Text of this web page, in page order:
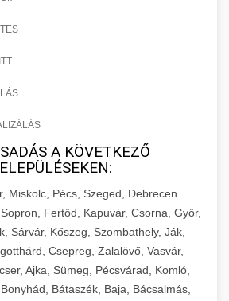
A KÖVETKEZŐ
Miskolc, Pécs, Szeged, Debrecen
Fertőd, Kapuvár, Csorna, Győr,
Sárvár, Kőszeg, Szombathely, Ják,
Csepreg, Zalalövő, Vasvár,
Ajka, Sümeg, Pécsvárad, Komló,
Bátaszék, Baja, Bácsalmás,